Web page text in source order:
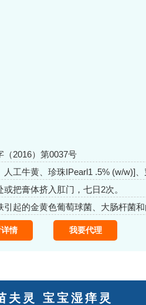
（2016）第0037号
人工牛黄、珍珠IPearl1 .5% (w/w)]
桃仁、血余炭、胡黄莲Pic、边莲、
没药、士鳖虫、凡士、醋酸氯己定
或把膏体挤入肛门，七日2次。
情 我要代理
夫灵 宝宝湿痒灵